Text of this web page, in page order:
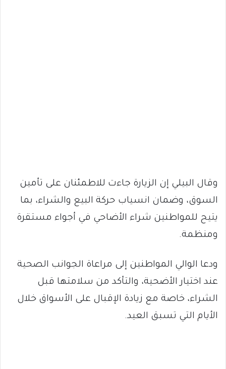
وقال البيلي إن الزيارة جاءت للاطمئنان على تأمين
السوق، وضمان انسياب حركة البيع والشراء، بما
يتيح للمواطنين شراء الأضاحي في أجواء مستقرة
ومنظمة.
ودعا الوالي المواطنين إلى مراعاة الجوانب الصحية
عند اختيار الأضحية، والتأكد من سلامتها قبل
الشراء، خاصة مع زيادة الإقبال على الأسواق خلال
الأيام التي تسبق العيد.